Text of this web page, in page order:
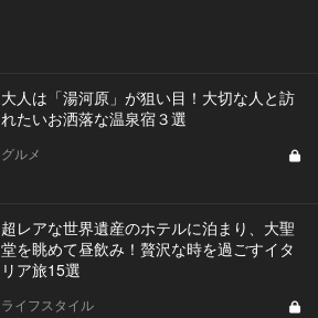
大人は「湯河原」が狙い目！大切な人と訪
れたいお洒落な温泉宿３選
グルメ
超レアな世界遺産のホテルに泊まり、大聖
堂を眺めて昼飲み！贅沢な時を過ごすイタ
リア旅15選
ライフスタイル